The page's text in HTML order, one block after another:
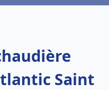
Saint